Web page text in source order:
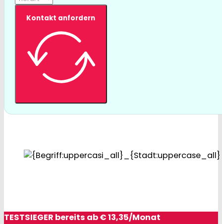
Kontakt anfordern
TESTSIEGER bereits ab € 13,35/Monat